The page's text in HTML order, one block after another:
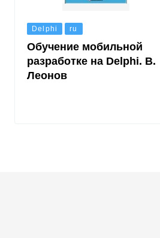
Delphi ru
Обучение мобильной
разработке на Delphi. В.
Леонов